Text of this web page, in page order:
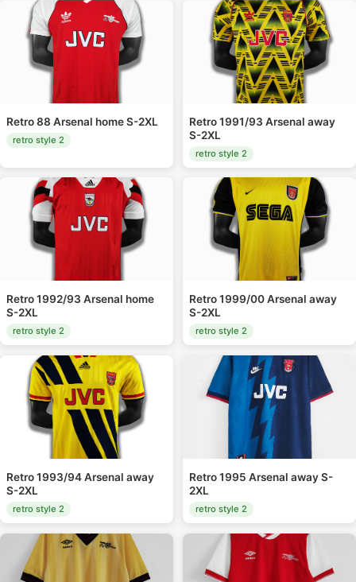
Retro 88 Arsenal home S-2XL
retro style 2
Retro 1991/93 Arsenal away
S-2XL
retro style 2
Retro 1992/93 Arsenal home
S-2XL
retro style 2
Retro 1999/00 Arsenal away
S-2XL
retro style 2
Retro 1993/94 Arsenal away
S-2XL
retro style 2
Retro 1995 Arsenal away S-
2XL
retro style 2